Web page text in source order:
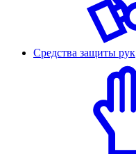
Средства защиты рук